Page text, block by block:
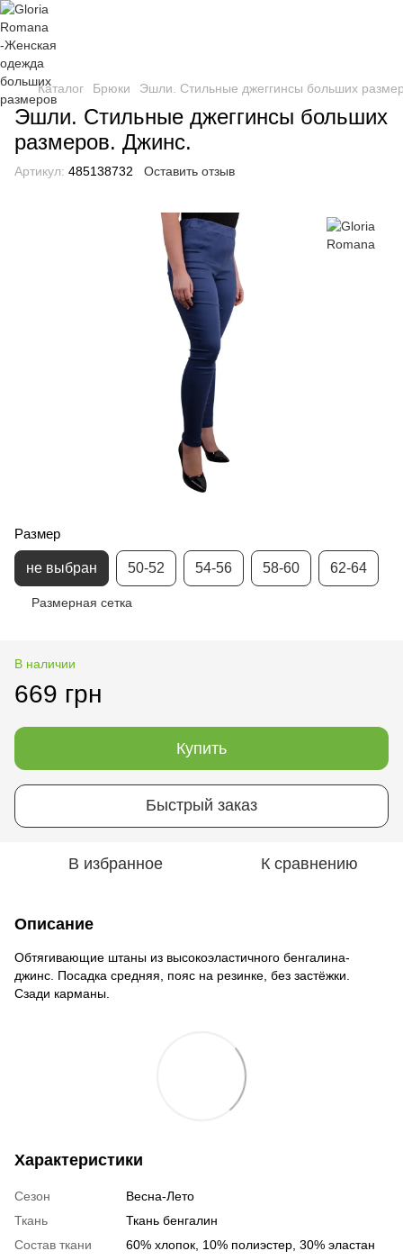
Каталог Брюки Эшли. Стильные джеггинсы больших
Эшли. Стильные джеггинсы больших
размеров. Джинс.
Артикул: 485138732 Оставить отзыв
Размер
не выбран 50-52 54-56 58-60 62-64
Размерная сетка
В наличии
669 грн
Купить
Быстрый заказ
В избранное К сравнению
Описание
Обтягивающие штаны из высокоэластичного бенгалина-
джинс. Посадка средняя, пояс на резинке, без застёжки.
Сзади карманы.
Характеристики
Сезон
Весна-Лето
Ткань
Ткань бенгалин
Состав ткани
60% хлопок, 10% полиэстер, 30% эластан